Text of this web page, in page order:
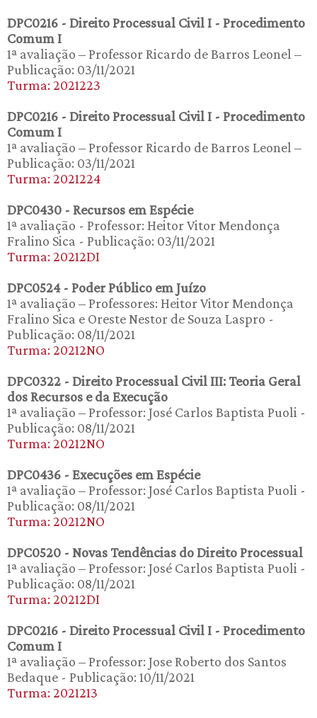
DPC0216 - Direito Processual Civil I - Procedimento
Comum I
1ª avaliação – Professor Ricardo de Barros Leonel –
Publicação: 03/11/2021
Turma: 2021223
DPC0216 - Direito Processual Civil I - Procedimento
Comum I
1ª avaliação – Professor Ricardo de Barros Leonel –
Publicação: 03/11/2021
Turma: 2021224
DPC0430 - Recursos em Espécie
1ª avaliação - Professor: Heitor Vitor Mendonça
Fralino Sica - Publicação: 03/11/2021
Turma: 20212DI
DPC0524 - Poder Público em Juízo
1ª avaliação – Professores: Heitor Vitor Mendonça
Fralino Sica e Oreste Nestor de Souza Laspro -
Publicação: 08/11/2021
Turma: 20212NO
DPC0322 - Direito Processual Civil III: Teoria Geral
dos Recursos e da Execução
1ª avaliação – Professor: José Carlos Baptista Puoli -
Publicação: 08/11/2021
Turma: 20212NO
DPC0436 - Execuções em Espécie
1ª avaliação – Professor: José Carlos Baptista Puoli -
Publicação: 08/11/2021
Turma: 20212NO
DPC0520 - Novas Tendências do Direito Processual
1ª avaliação – Professor: José Carlos Baptista Puoli -
Publicação: 08/11/2021
Turma: 20212DI
DPC0216 - Direito Processual Civil I - Procedimento
Comum I
1ª avaliação – Professor: Jose Roberto dos Santos
Bedaque - Publicação: 10/11/2021
Turma: 2021213